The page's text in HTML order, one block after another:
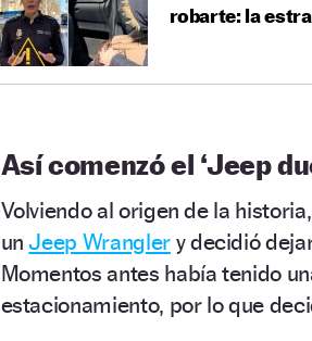
robarte: la
Así comenzó el ‘Jeep
Volviendo al origen de la
unJeep Wranglery decidió
Momentos antes había tenido
estacionamiento, por lo que